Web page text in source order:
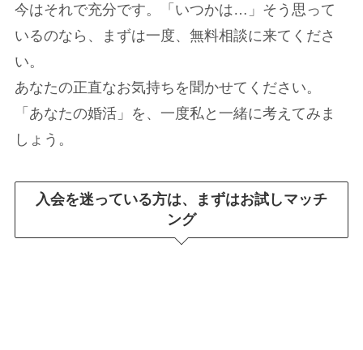
今はそれで充分です。「いつかは…」そう思って
いるのなら、まずは一度、無料相談に来てくださ
い。
あなたの正直なお気持ちを聞かせてください。
「あなたの婚活」を、一度私と一緒に考えてみま
しょう。
入会を迷っている方は、まずはお試しマッチ
ング